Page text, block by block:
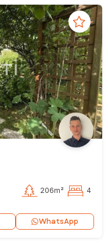
206m² 4
WhatsApp